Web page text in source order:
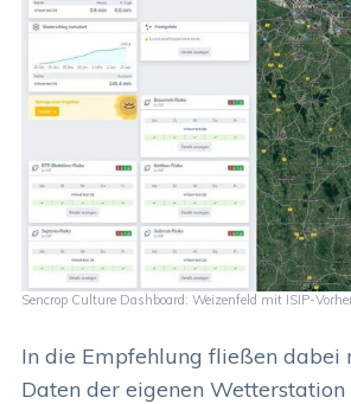
Sencrop Culture Dashboard: Weizenfeld mit ISIP-
In die Empfehlung fließen dabei
Daten der eigenen Wetterstation